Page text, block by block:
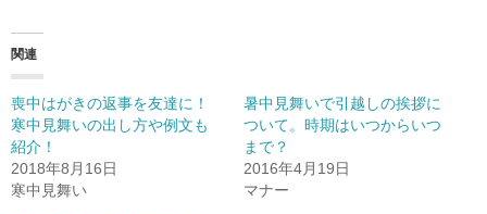
て
t
t
e
r
で
共
有
(
新
し
有
(
新
し
ウ
ィ
ン
ド
l
e
+
で
関連
喪中はがきの返事を友達に！
寒中見舞いの出し方や例文も
紹介！
2018年8月16日
寒中見舞い
暑中見舞いで引越しの挨拶に
ついて。時期はいつからいつ
まで？
2016年4月19日
マナー